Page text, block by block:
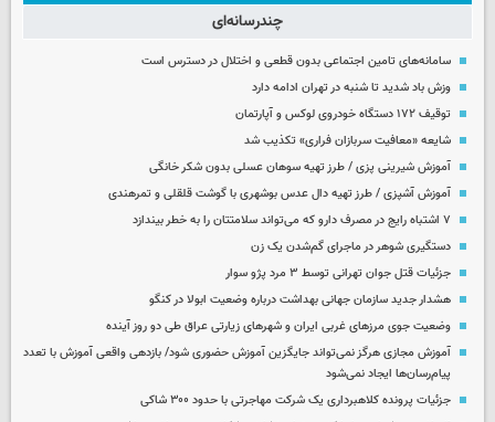
چندرسانه‌ای
سامانه‌های تامین اجتماعی بدون قطعی و اختلال در دسترس است
وزش باد شدید تا شنبه در تهران ادامه دارد
توقیف ۱۷۲ دستگاه خودروی لوکس و آپارتمان
شایعه «معافیت سربازان فراری» تکذیب شد
آموزش شیرینی پزی / طرز تهیه سوهان عسلی بدون شکر خانگی
آموزش آشپزی / طرز تهیه دال عدس بوشهری با گوشت قلقلی و تمرهندی
۷ اشتباه رایج در مصرف دارو که می‌تواند سلامتتان را به خطر بیندازد
دستگیری شوهر در ماجرای گم‌شدن یک زن
جزئیات قتل جوان تهرانی توسط ۳ مرد پژو سوار
هشدار جدید سازمان جهانی بهداشت درباره وضعیت ابولا در کنگو
وضعیت جوی مرزهای غربی ایران و شهرهای زیارتی عراق طی دو روز آینده
آموزش مجازی هرگز نمی‌تواند جایگزین آموزش حضوری شود/ بازدهی واقعی آموزش با تعدد
پیام‌رسان‌ها ایجاد نمی‌شود
جزئیات پرونده کلاهبرداری یک شرکت مهاجرتی با حدود ۳۰۰ شاکی